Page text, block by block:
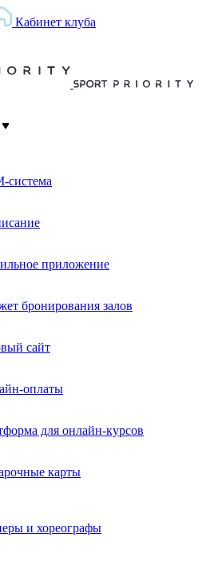
Кабинет клуба
система
приложение
бронирования залов
сайт
оплаты
для онлайн-курсов
карты
и хореографы